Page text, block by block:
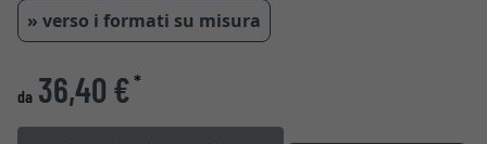
» verso i formati su misura
da 36,40 €*